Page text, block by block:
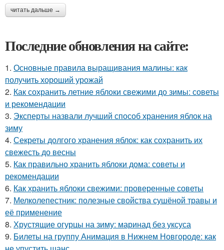
читать дальше →
Последние обновления на сайте:
1. Основные правила выращивания малины: как
получить хороший урожай
2. Как сохранить летние яблоки свежими до зимы: советы
и рекомендации
3. Эксперты назвали лучший способ хранения яблок на
зиму
4. Секреты долгого хранения яблок: как сохранить их
свежесть до весны
5. Как правильно хранить яблоки дома: советы и
рекомендации
6. Как хранить яблоки свежими: проверенные советы
7. Мелколепестник: полезные свойства сушёной травы и
её применение
8. Хрустящие огурцы на зиму: маринад без уксуса
9. Билеты на группу Анимация в Нижнем Новгороде: как